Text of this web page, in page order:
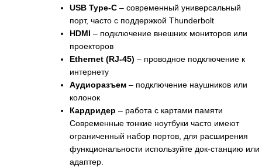
USB Type-C – современный универсальный
порт, часто с поддержкой Thunderbolt
HDMI – подключение внешних мониторов или
проекторов
Ethernet (RJ-45) – проводное подключение к
интернету
Аудиоразъем – подключение наушников или
колонок
Кардридер – работа с картами памяти
Современные тонкие ноутбуки часто имеют
ограниченный набор портов, для расширения
функциональности используйте док-станцию или
адаптер.